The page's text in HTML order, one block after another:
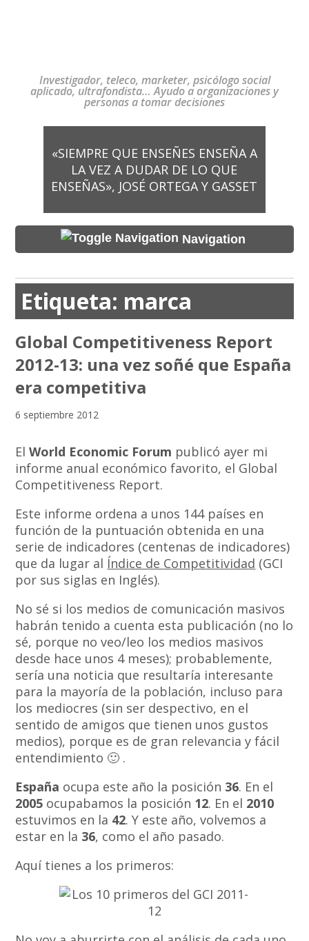
Investigador, teleco, marketer, psicólogo social
aplicado, ultrafondista… Ayudo a organizaciones y
personas a tomar decisiones
«SIEMPRE QUE ENSEÑES ENSEÑA A
LA VEZ A DUDAR DE LO QUE
ENSEÑAS», JOSÉ ORTEGA Y GASSET
Navigation
Etiqueta: marca
Global Competitiveness Report
2012-13: una vez soñé que España
era competitiva
6 septiembre 2012
ElWorld Economic Forum publicó ayer mi
informe anual económico favorito, el Global
Competitiveness Report.
Este informe ordena a unos 144 países en
función de la puntuación obtenida en una
serie de indicadores (centenas de indicadores)
que da lugar al Índice de Competitividad (GCI
por sus siglas en Inglés).
No sé si los medios de comunicación masivos
habrán tenido a cuenta esta publicación (no lo
sé, porque no veo/leo los medios masivos
desde hace unos 4 meses); probablemente,
sería una noticia que resultaría interesante
para la mayoría de la población, incluso para
los mediocres (sin ser despectivo, en el
sentido de amigos que tienen unos gustos
medios), porque es de gran relevancia y fácil
entendimiento 🙂 .
España ocupa este año la posición 36. En el
2005 ocupabamos la posición 12. En el 2010
estuvimos en la 42. Y este año, volvemos a
estar en la 36, como el año pasado.
Aquí tienes a los primeros: